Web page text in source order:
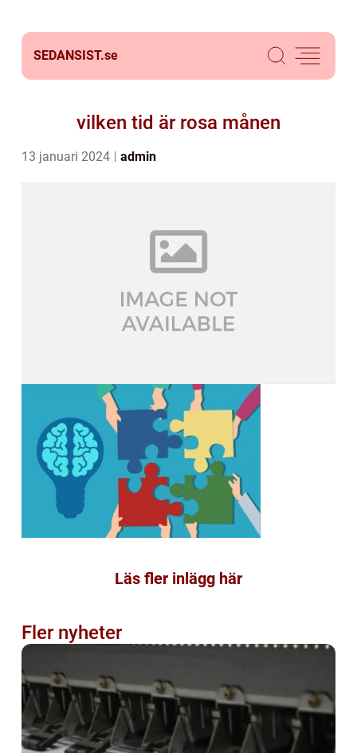
SEDANSIST.se
vilken tid är rosa månen
13 januari 2024 admin
Läs fler inlägg här
Fler nyheter